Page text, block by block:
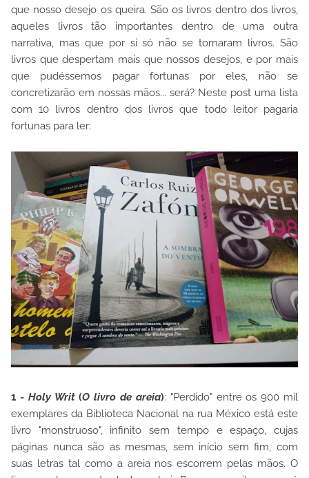
que nosso desejo os queira. São os livros dentro dos livros,
aqueles livros tão importantes dentro de uma outra
narrativa, mas que por si só não se tornaram livros. São
livros que despertam mais que nossos desejos, e por mais
que pudéssemos pagar fortunas por eles, não se
concretizarão em nossas mãos... será? Neste post uma lista
com 10 livros dentro dos livros que todo leitor pagaria
fortunas para ler:
1 - Holy Writ(O livro de areia): "Perdido" entre os 900 mil
exemplares da Biblioteca Nacional na rua México está este
livro "monstruoso", infinito sem tempo e espaço, cujas
páginas nunca são as mesmas, sem início sem fim, com
suas letras tal como a areia nos escorrem pelas mãos. O